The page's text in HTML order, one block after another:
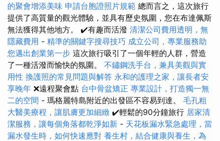
的聚會增添美味 申請台胞證照片規範 總而言之，這次旅行
提供了高質量的觀光體驗，並具有歷史氛圍，您在布達佩斯
無法獲得其他地方。 ✔️有趣而活潑 清潔公司費用透明，無
隱藏費用 - 精準的關鍵字搜尋技巧 成立公司，專業服務助
您邁出創業第一步 這次旅行吸引了一個年輕的人群，營造
了一種活潑而愉快的氛圍。 不鏽鋼洗手台，兼具美觀與實
用性 換護照的常見問題與解答 永和的護理之家，讓長者安
享晚年 ❌遠程聚會點 台中骨盆矯正 專業設計，打造獨一無
二的空間 - 瑪格麗特島附近的出發區不容易到達。 毛孔粗
大醫美療程，讓肌膚更加細緻 ✔️輕鬆的90分鐘旅行 居家清
潔服務，讓每個角落都乾淨如新 - 天花板漏水緊急處理，當
漏水發生時，如何快速應對 養生村，結合健康與養生，為